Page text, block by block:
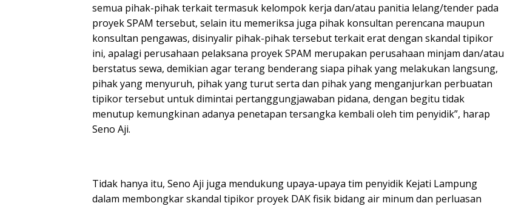
semua pihak-pihak terkait termasuk kelompok kerja dan/atau panitia lelang/tender pada
proyek SPAM tersebut, selain itu memeriksa juga pihak konsultan perencana maupun
konsultan pengawas, disinyalir pihak-pihak tersebut terkait erat dengan skandal tipikor
ini, apalagi perusahaan pelaksana proyek SPAM merupakan perusahaan minjam dan/atau
berstatus sewa, demikian agar terang benderang siapa pihak yang melakukan langsung,
pihak yang menyuruh, pihak yang turut serta dan pihak yang menganjurkan perbuatan
tipikor tersebut untuk dimintai pertanggungjawaban pidana, dengan begitu tidak
menutup kemungkinan adanya penetapan tersangka kembali oleh tim penyidik”, harap
Seno Aji.
Tidak hanya itu, Seno Aji juga mendukung upaya-upaya tim penyidik Kejati Lampung
dalam membongkar skandal tipikor proyek DAK fisik bidang air minum dan perluasan